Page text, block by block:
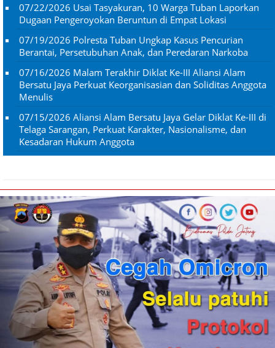
07/22/2026 Usai Tasyakuran, 10 Warga Tuban Laporkan
Dugaan Pengeroyokan Beruntun di Empat Lokasi
07/19/2026 Polresta Tuban Ungkap Kasus Pencurian
Berantai, Persetubuhan Anak, dan Peredaran Narkoba
07/16/2026 Malam Terakhir Diklat Ke-III Aliansi Alam
Bersatu Jaya Perkuat Keorganisasian dan Soliditas Anggota
Menulis
07/15/2026 Aliansi Alam Bersatu Jaya Gelar Diklat Ke-III di
Telaga Sarangan, Perkuat Karakter, Nasionalisme, dan
Kesadaran Hukum Anggota